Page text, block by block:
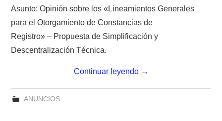
Asunto: Opinión sobre los «Lineamientos Generales
para el Otorgamiento de Constancias de
Registro» – Propuesta de Simplificación y
Descentralización Técnica.
Continuar leyendo →
ANUNCIOS